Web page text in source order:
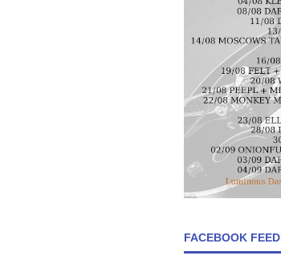
FACEBOOK FEED